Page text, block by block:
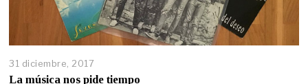
31 diciembre, 2017
La música nos pide tiempo